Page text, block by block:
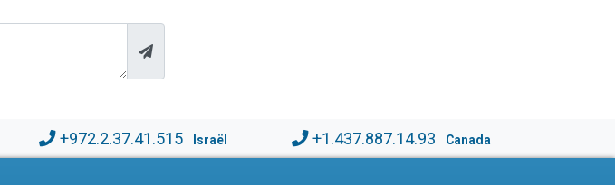
+972.2.37.41.515 Israël +1.437.887.14.93 Canada